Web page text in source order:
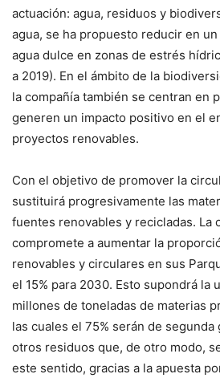
actuación: agua, residuos y
agua, se ha propuesto reducir en
agua dulce en zonas de estrés
a 2019). En el ámbito de la
la compañía también se centran en
generen un impacto positivo en el
proyectos renovables.
Con el objetivo de promover la
sustituirá progresivamente las
fuentes renovables y recicladas. La
compromete a aumentar la
renovables y circulares en sus
el 15% para 2030. Esto supondrá la
millones de toneladas de materias
las cuales el 75% serán de segunda
otros residuos que, de otro modo,
este sentido, gracias a la apuesta